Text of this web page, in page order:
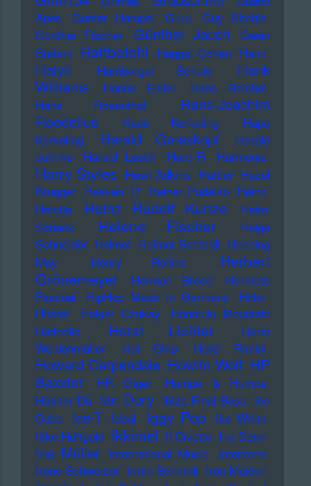
Apes
Gunter Hampel Guru
Guy Ritchie
Günther Fischer
Günther Jauch
Gwen
Stefani Haftbefehl Haggai Cohen Haim
Haiyti Hamburger Schule
Hank
Williams
Hanns Eisler
Hans Reichel
Hans Rosenthal
Hans-Joachim
Roedelius
Haoe Kerkeling
Hape
Kerkeling
Harald Grosskopf
Harald
Juhnke
Harald Lesch Hard-Fi Harmonia
Harry Styles Hasil Adkins Hattler Hazel
Brugger Heaven 17 Heiner Pudelko Heino
Heintje
Heinz Rudolf Kunze
Heinz
Schenk
Helene Fischer
Helge
Schneider Helmet Helmut Schmidt Henning
May
Henry Rollins
Herbert
Grönemeyer
Herman Brood
Hermeto
Pascoal
HipHop Made in Germany
Hitler
Hitster
Holger Czukay
Honolulu Mountain
Daffodils
Horst Lichter
Horst
Weidenmüller
Hot Chip Hotel Rimini
Howard Carpendale Howlin Wolf HP
Baxxter
HR Giger
Humpe & Humpe
Hüsker Dü Ian Dury Ibiza Final Boss Ice
Cube
Ice-T Ideal Iggy Pop Ike White
Ikke Hüftgold Ikkimel Il Civetto Ina Deter
Ina Müller International Music Interzone
Irene Schweizer Irmin Schmidt Iron Maiden